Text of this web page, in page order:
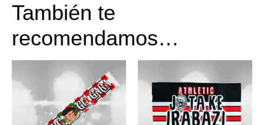
También te
recomendamos…